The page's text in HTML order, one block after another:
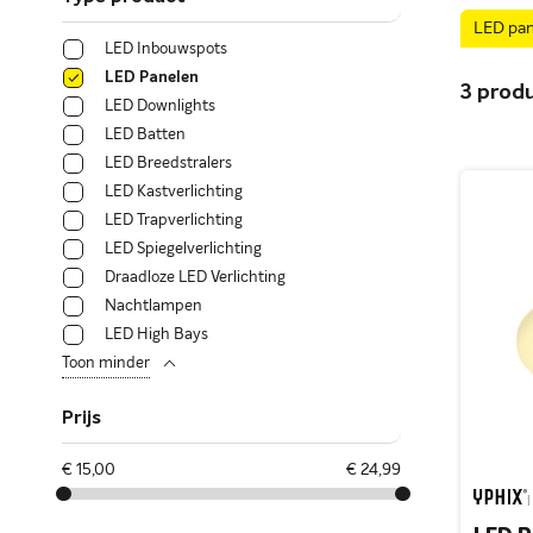
LED
3
LED Inbouwspots
LED Panelen
LED Downlights
LED Batten
LED Breedstralers
LED Kastverlichting
LED Trapverlichting
LED Spiegelverlichting
Draadloze LED Verlichting
Nachtlampen
LED High Bays
Toon minder
Prijs
€ 15,00 € 24,99